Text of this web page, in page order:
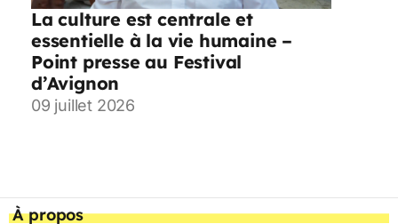
La culture est centrale et
essentielle à la vie humaine –
Point presse au Festival
d’Avignon
09 juillet 2026
À propos